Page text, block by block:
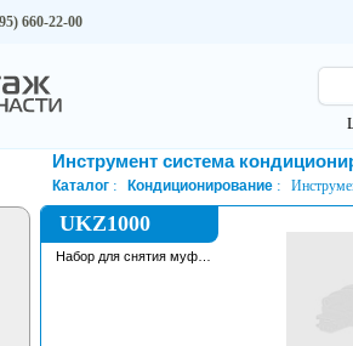
660-22-00
Инструмент система
Каталог Кондиционирование
UKZ1000
Набор для снятия муфту